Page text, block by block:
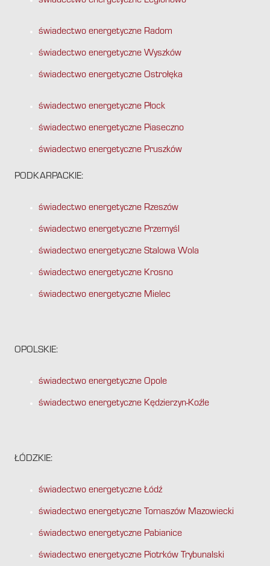
świadectwo energetyczne Radom
świadectwo energetyczne Wyszków
świadectwo energetyczne Ostrołęka
świadectwo energetyczne Płock
świadectwo energetyczne Piaseczno
świadectwo energetyczne Pruszków
PODKARPACKIE:
świadectwo energetyczne Rzeszów
świadectwo energetyczne Przemyśl
świadectwo energetyczne Stalowa Wola
świadectwo energetyczne Krosno
świadectwo energetyczne Mielec
OPOLSKIE:
świadectwo energetyczne Opole
świadectwo energetyczne Kędzierzyn-Koźle
ŁÓDZKIE:
świadectwo energetyczne Łódź
świadectwo energetyczne Tomaszów Mazowiecki
świadectwo energetyczne Pabianice
świadectwo energetyczne Piotrków Trybunalski